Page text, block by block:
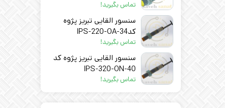
تماس بگیرید!
سنسور القایی تبریز پژوه
کد34-IPS-220-OA
تماس بگیرید!
سنسور القایی تبریز پژوه کد
IPS-320-ON-40
تماس بگیرید!